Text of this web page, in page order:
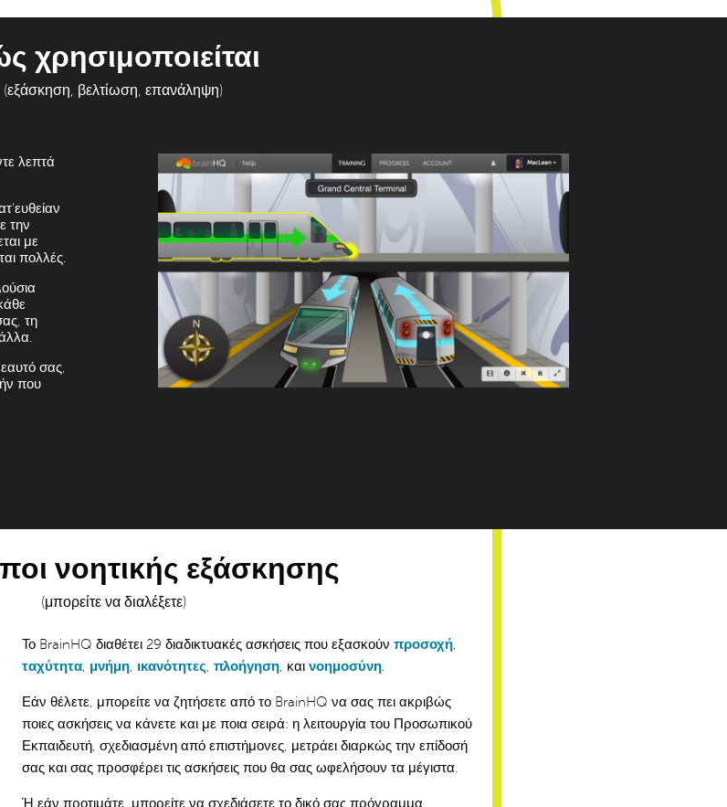
χρησιμοποιείται
(εξάσκηση, βελτίωση, επανάληψη)
λεπτά
την
με
πολλές.
τη
σας,
που
νοητικής εξάσκησης
(μπορείτε να διαλέξετε)
Το BrainHQ διαθέτει 29 διαδικτυακές ασκήσεις που εξασκούν προσοχή,
ταχύτητα, μνήμη, ικανότητες, πλοήγηση, και νοημοσύνη.
Εάν θέλετε, μπορείτε να ζητήσετε από το BrainHQ να σας πει ακριβώς
ποιες ασκήσεις να κάνετε και με ποια σειρά: η λειτουργία του Προσωπικού
Εκπαιδευτή, σχεδιασμένη από επιστήμονες, μετράει διαρκώς την επίδοσή
σας και σας προσφέρει τις ασκήσεις που θα σας ωφελήσουν τα μέγιστα.
Ή εάν προτιμάτε, μπορείτε να σχεδιάσετε το δικό σας πρόγραμμα,